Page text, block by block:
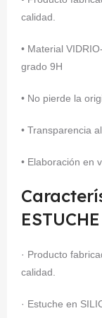
calidad.
• Material
grado 9H
• No pierde la
• Transparencia
• Elaboración en
· Producto
calidad.
· Estuche en